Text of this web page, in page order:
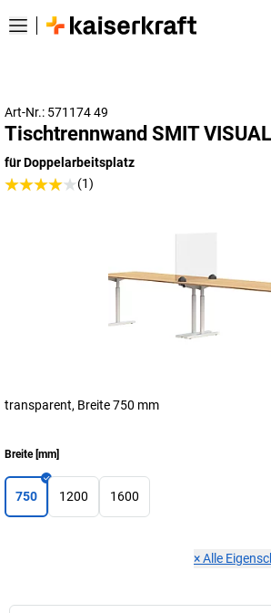
Art-Nr.: 571174 49
Tischtrennwand SMIT VISUAL
für Doppelarbeitsplatz
(1)
transparent, Breite 750 mm
Breite[mm]
750 1200 1600
×Alle